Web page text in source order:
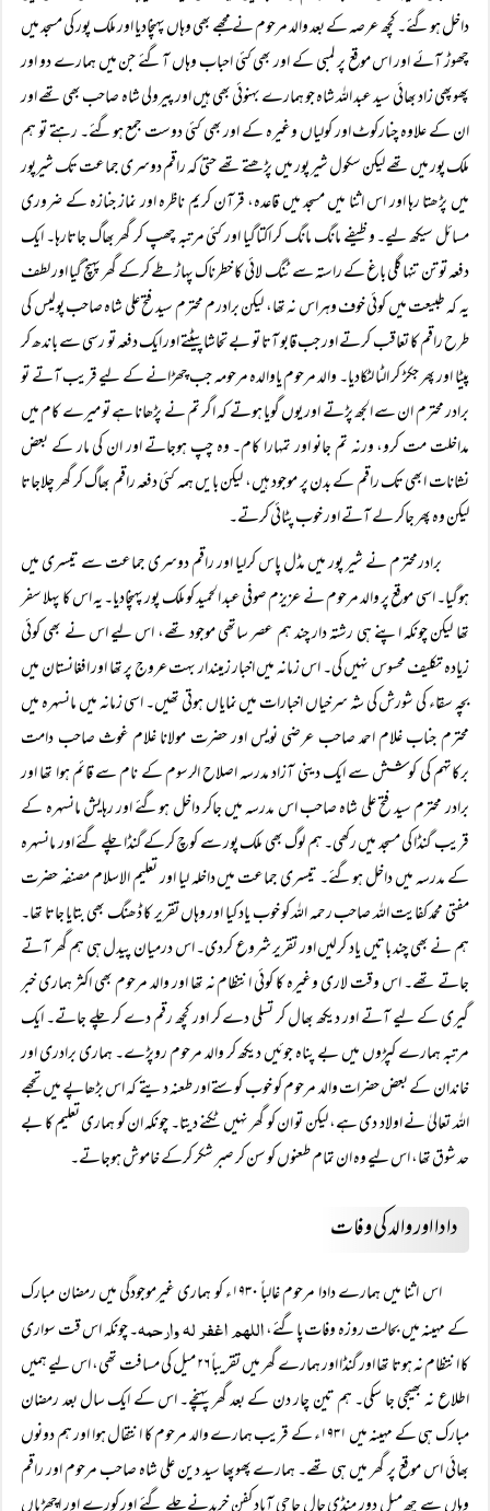
داخل ہوگئے۔ کچھ عرصہ کے بعد والد مرحوم نے مجھے بھی وہاں پہنچادیا اور ملک پور کی مسجد میں
چھوڑ آئے اور اس موقع پر لمبی کے اور بھی کئی احباب وہاں آگئے جن میں ہمارے دو اور
پھوپھی زاد بھائی سید عبد اللہ شاہ جو ہمارے بہنوئی بھی ہیں اور پیرولی شاہ صاحب بھی تھے اور
ان کے علاوہ چنارکوٹ اور کولیاں وغیرہ کے اور بھی کئی دوست جمع ہوگئے۔ رہتے تو ہم
ملک پور میں تھے لیکن سکول شیر پور میں پڑھتے تھے حتیٰ کہ راقم دوسری جماعت تک شیرپور
میں پڑھتا رہا اور اس اثنا میں مسجد میں قاعدہ، قرآن کریم ناظرہ اور نماز جنازہ کے ضروری
مسائل سیکھ لیے۔ وظیفے مانگ مانگ کر اکتاگیا اور کئی مرتبہ چھپ کر گھر بھاگ جاتارہا۔ ایک
دفعہ تو تن تنہا گلی باغ کے راستہ سے ٹنگ لائی کا خطرناک پہاڑ طے کرکے گھر پہنچ گیا اور لطف
یہ کہ طبیعت میں کوئی خوف وہراس نہ تھا، لیکن برادرم محترم سید فتح علی شاہ صاحب پولیس کی
طرح راقم کا تعاقب کرتے اور جب قابو آتا تو بے تحاشا پیٹتے اور ایک دفعہ تو رسی سے باندھ کر
پیٹا اور پھر جکڑ کر الٹا لٹکادیا۔ والد مرحوم یاوالدہ مرحومہ جب چھڑانے کے لیے قریب آتے تو
برادر محترم ان سے الجھ پڑتے اور یوں گویا ہوتے کہ اگر تم نے پڑھانا ہے تو میرے کام میں
مداخلت مت کرو، ورنہ تم جانو اور تمہارا کام۔ وہ چپ ہوجاتے اور ان کی مار کے بعض
نشانات ابھی تک راقم کے بدن پر موجود ہیں، لیکن بایں ہمہ کئی دفعہ راقم بھاگ کر گھر چلاجاتا
لیکن وہ پھر جاکر لے آتے اور خوب پٹائی کرتے۔
برادرمحترم نے شیر پور میں مڈل پاس کرلیا اور راقم دوسری جماعت سے تیسری میں
ہوگیا۔ اسی موقع پر والد مرحوم نے عزیزم صوفی عبد الحمید کو ملک پور پہنچادیا۔ یہ اس کا پہلا سفر
تھا لیکن چونکہ اپنے ہی رشتہ دار چند ہم عصر ساتھی موجود تھے، اس لیے اس نے بھی کوئی
زیادہ تکلیف محسوس نہیں کی۔ اس زمانہ میں اخبار زمیندار بہت عروج پر تھا اور افغانستان میں
بچہ سقاء کی شورش کی شہ سرخیاں اخبارات میں نمایاں ہوتی تھیں۔ اسی زمانہ میں مانسہرہ میں
محترم جناب غلام احمد صاحب عرضی نویس اور حضرت مولانا غلام غوث صاحب دامت
برکاتہم کی کوشش سے ایک دینی آزاد مدرسہ اصلاح الرسوم کے نام سے قائم ہوا تھا اور
برادر محترم سید فتح علی شاہ صاحب اس مدرسہ میں جاکر داخل ہوگئے اور رہایش مانسہرہ کے
قریب گنڈا کی مسجد میں رکھی۔ ہم لوگ بھی ملک پور سے کوچ کرکے گنڈا چلے گئے اور مانسہرہ
کے مدرسہ میں داخل ہوگئے۔ تیسری جماعت میں داخلہ لیا اور تعلیم الاسلام مصنفہ حضرت
مفتی محمد کفایت اللہ صاحب رحمہ اللہ کو خوب یاد کیا اور وہاں تقریر کا ڈھنگ بھی بتایا جاتا تھا۔
ہم نے بھی چند باتیں یاد کرلیں اور تقریر شروع کردی۔ اس درمیان پیدل ہی ہم گھر آتے
جاتے تھے۔ اس وقت لاری وغیرہ کا کوئی انتظام نہ تھا اور والد مرحوم بھی اکثر ہماری خبر
گیری کے لیے آتے اور دیکھ بھال کر تسلی دے کر اور کچھ رقم دے کر چلے جاتے۔ ایک
مرتبہ ہمارے کپڑوں میں بے پناہ جوئیں دیکھ کر والد مرحوم روپڑے۔ ہماری برادری اور
خاندان کے بعض حضرات والد مرحوم کو خوب کوستے اور طعنہ دیتے کہ اس بڑھاپے میں تجھے
اللہ تعالیٰ نے اولاد دی ہے، لیکن تو ان کو گھر نہیں ٹکنے دیتا۔ چونکہ ان کو ہماری تعلیم کا بے
حد شوق تھا، اس لیے وہ ان تمام طعنوں کو سن کر صبر شکر کرکے خاموش ہوجاتے۔
دادا اور والد کی وفات
اس اثنا میں ہمارے دادا مرحوم غالباً ۱۹۳۰ء کو ہماری غیرموجودگی میں رمضان مبارک
کے مہینہ میں بحالت روزہ وفات پاگئے،اللہم اغفر لہ وارحمہ۔ چونکہ اس قت سواری
کا انتظام نہ ہوتا تھا اور گنڈا اور ہمارے گھر میں تقریباً ۲۶ میل کی مسافت تھی، اس لیے ہمیں
اطلاع نہ بھیجی جا سکی۔ ہم تین چار دن کے بعد گھر پہنچے۔ اس کے ایک سال بعد رمضان
مبارک ہی کے مہینہ میں ۱۹۳۱ء کے قریب ہمارے والد مرحوم کا انتقال ہوا اور ہم دونوں
بھائی اس موقع پر گھر میں ہی تھے۔ ہمارے پھوپھا سید دین علی شاہ صاحب مرحوم اور راقم